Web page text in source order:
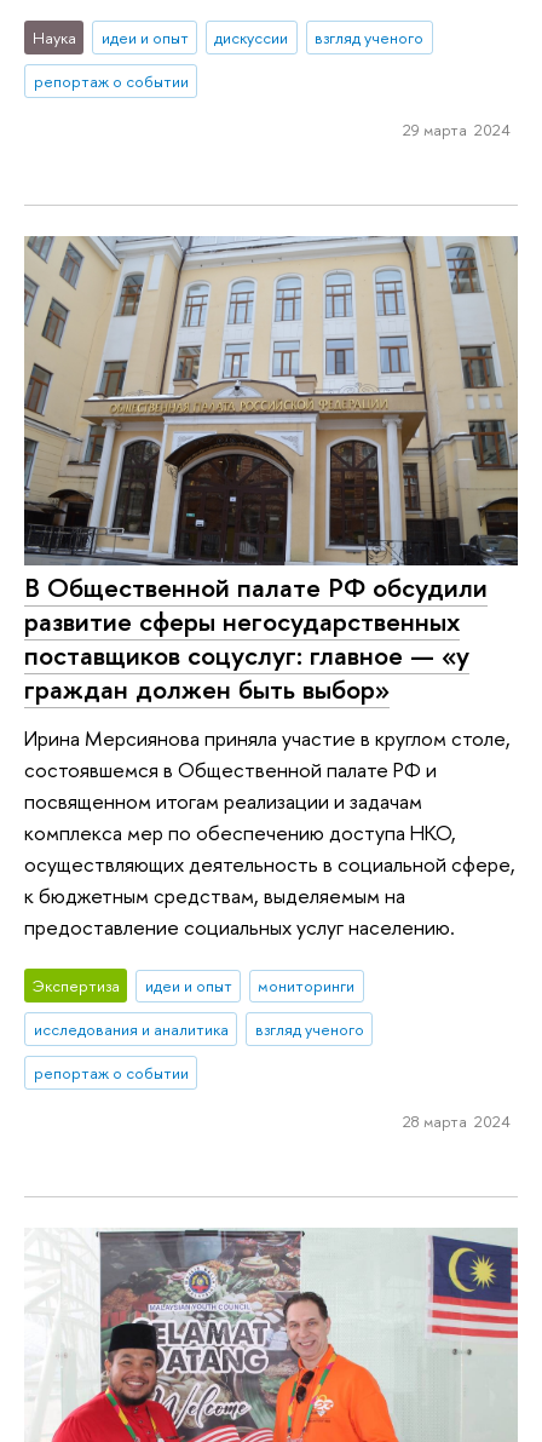
Наука идеи и опыт дискуссии
взгляд ученого
репортаж о событии
29 марта 2024
В Общественной палате РФ обсудили
развитие сферы негосударственных
поставщиков соцуслуг: главное — «у
граждан должен быть выбор»
Ирина Мерсиянова приняла участие в круглом столе,
состоявшемся в Общественной палате РФ и
посвященном итогам реализации и задачам
комплекса мер по обеспечению доступа НКО,
осуществляющих деятельность в социальной сфере,
к бюджетным средствам, выделяемым на
предоставление социальных услуг населению.
Экспертиза идеи и опыт
мониторинги
исследования и аналитика
взгляд ученого
репортаж о событии
28 марта 2024